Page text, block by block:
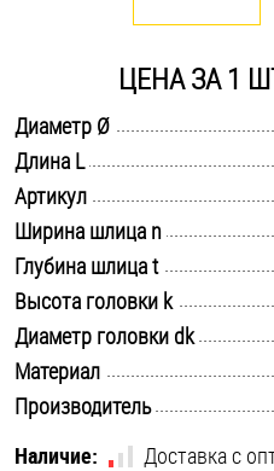
Такелаж
Хомуты
Шайбы
Шпильки
Шплинты
Штифты и пальцы
ЦЕНА ЗА 1
Диаметр Ø
Длина L
Артикул
Ширина шлица n
Глубина шлица t
Высота головки k
Диаметр головки dk
Материал
Производитель
Наличие:
Доставка с